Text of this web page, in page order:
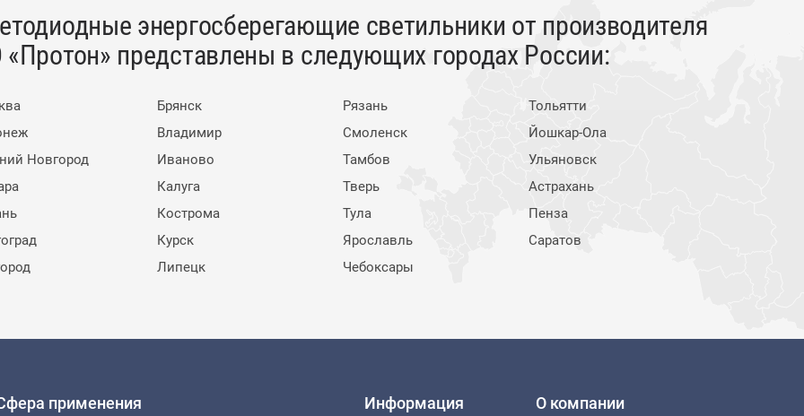
энергосберегающие светильники от производителя
представлены в следующих городах России:
Новгород
Брянск
Владимир
Иваново
Калуга
Кострома
Курск
Липецк
Рязань
Смоленск
Тамбов
Тверь
Тула
Ярославль
Чебоксары
Тольятти
Йошкар-Ола
Ульяновск
Астрахань
Пенза
Саратов
применения Информация О компании